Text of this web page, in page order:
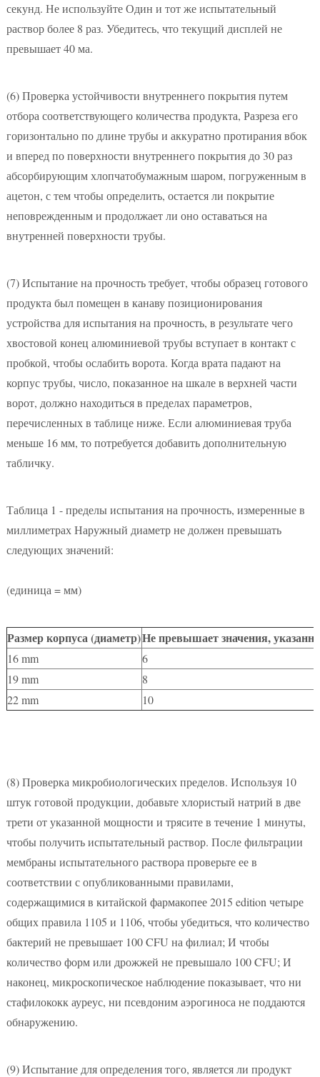
секунд. Не используйте Один и тот же испытательный
раствор более 8 раз. Убедитесь, что текущий дисплей не
превышает 40 ма.
(6)Проверка устойчивости внутреннего покрытия путем
отбора соответствующего количества продукта, Разреза его
горизонтально по длине трубы и аккуратно протирания вбок
и вперед по поверхности внутреннего покрытия до 30 раз
абсорбирующим хлопчатобумажным шаром, погруженным в
ацетон, с тем чтобы определить, остается ли покрытие
неповрежденным и продолжает ли оно оставаться на
внутренней поверхности трубы.
(7)Испытание на прочность требует, чтобы образец готового
продукта был помещен в канаву позиционирования
устройства для испытания на прочность, в результате чего
хвостовой конец алюминиевой трубы вступает в контакт с
пробкой, чтобы ослабить ворота. Когда врата падают на
корпус трубы, число, показанное на шкале в верхней части
ворот, должно находиться в пределах параметров,
перечисленных в таблице ниже. Если алюминиевая труба
меньше 16 мм, то потребуется добавить дополнительную
табличку.
Таблица 1 - пределы испытания на прочность, измеренные в
миллиметрах Наружный диаметр не должен превышать
следующих значений:
(единица = мм)
Размер корпуса (диаметр)Не превышает значения,
16 mm
6
19 mm
8
22 mm
10
(8)Проверка микробиологических пределов. Используя 10
штук готовой продукции, добавьте хлористый натрий в две
трети от указанной мощности и трясите в течение 1 минуты,
чтобы получить испытательный раствор. После фильтрации
мембраны испытательного раствора проверьте ее в
соответствии с опубликованными правилами,
содержащимися в китайской фармакопее 2015 edition четыре
общих правила 1105 и 1106, чтобы убедиться, что количество
бактерий не превышает 100 CFU на филиал; И чтобы
количество форм или дрожжей не превышало 100 CFU; И
наконец, микроскопическое наблюдение показывает, что ни
стафилококк ауреус, ни псевдоним аэрогиноса не поддаются
обнаружению.
(9)Испытание для определения того, является ли продукт